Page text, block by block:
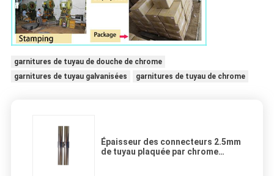
garnitures de tuyau de douche de chrome
garnitures de tuyau galvanisées
garnitures de tuyau de chrome
Épaisseur des connecteurs 2.5mm
de tuyau plaquée par chrome